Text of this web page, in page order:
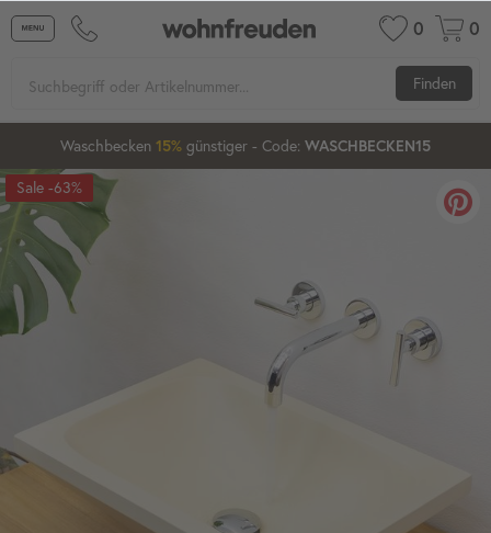
0 0
Finden
Waschbecken 15% günstiger - Code: WASCHBECKEN15
20%
-63%